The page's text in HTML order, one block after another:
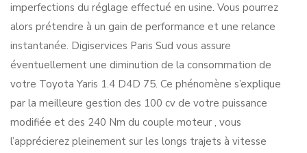
imperfections du réglage effectué en usine. Vous pourrez
alors prétendre à un gain de performance et une relance
instantanée. Digiservices Paris Sud vous assure
éventuellement une diminution de la consommation de
votre Toyota Yaris 1.4 D4D 75. Ce phénomène s’explique
par la meilleure gestion des 100 cv de votre puissance
modifiée et des 240 Nm du couple moteur , vous
l’apprécierez pleinement sur les longs trajets à vitesse